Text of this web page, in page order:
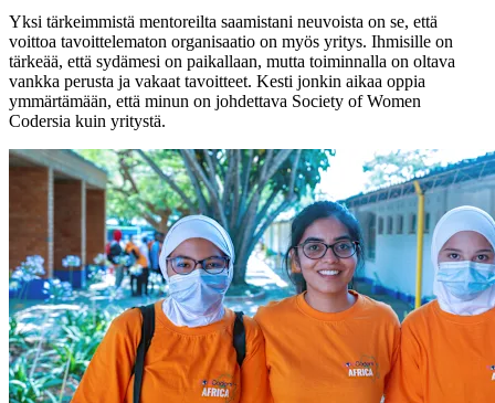
Yksi tärkeimmistä mentoreilta saamistani neuvoista on se, että
voittoa tavoittelematon organisaatio on myös yritys. Ihmisille on
tärkeää, että sydämesi on paikallaan, mutta toiminnalla on oltava
vankka perusta ja vakaat tavoitteet. Kesti jonkin aikaa oppia
ymmärtämään, että minun on johdettava Society of Women
Codersia kuin yritystä.